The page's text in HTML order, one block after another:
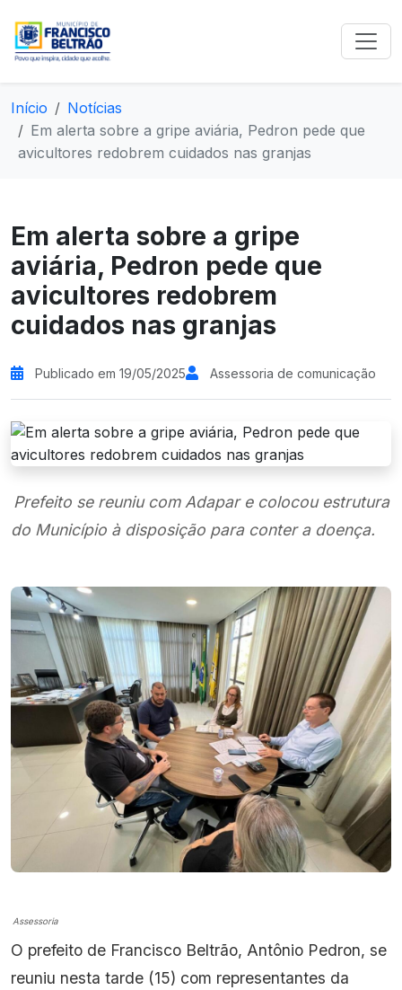
Início
Notícias
Em alerta sobre a gripe aviária, Pedron pede que
avicultores redobrem cuidados nas granjas
Em alerta sobre a gripe
aviária, Pedron pede que
avicultores redobrem
cuidados nas granjas
Publicado em 19/05/2025 Assessoria de comunicação
Prefeito se reuniu com Adapar e colocou estrutura
do Município à disposição para conter a doença.
Assessoria
O prefeito de Francisco Beltrão, Antônio Pedron, se
reuniu nesta tarde (15) com representantes da